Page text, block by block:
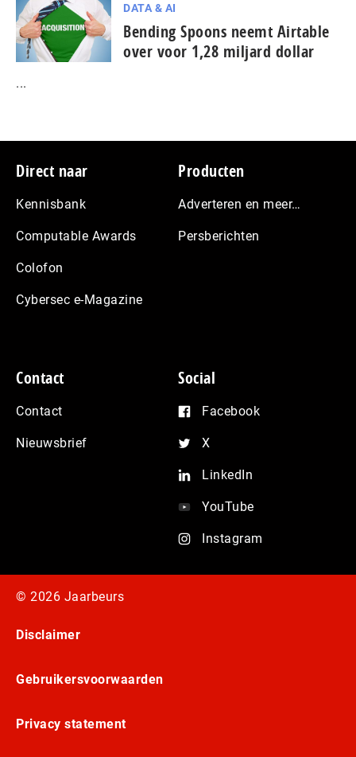
DATA & AI
Bending Spoons neemt Airtable
over voor 1,28 miljard dollar
...
Footer
Direct naar
Kennisbank
Computable Awards
Colofon
Cybersec e-Magazine
Producten
Adverteren en meer…
Persberichten
Contact
Contact
Nieuwsbrief
Social
Facebook
X
LinkedIn
YouTube
Instagram
© 2026 Jaarbeurs
Disclaimer
Gebruikersvoorwaarden
Privacy statement